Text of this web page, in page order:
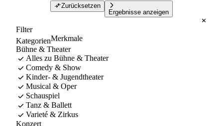
Zurücksetzen
Ergebnisse anzeigen
Filter
KategorienMerkmale
Bühne & Theater
Alles zu Bühne & Theater
Comedy & Show
Kinder- & Jugendtheater
Musical & Oper
Schauspiel
Tanz & Ballett
Varieté & Zirkus
Konzert